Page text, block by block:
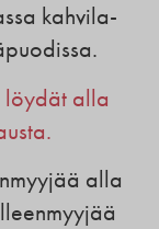
kahvila-
löydät alla
alla